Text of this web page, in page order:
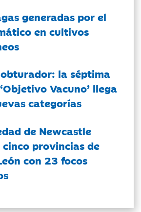
generadas por el
en cultivos
la séptima
Vacuno’ llega
categorías
de Newcastle
provincias de
con 23 focos